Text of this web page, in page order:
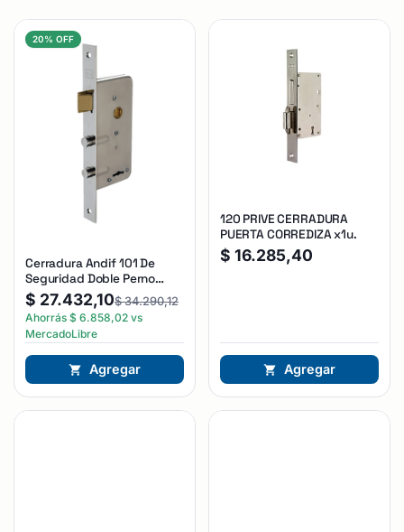
20% OFF
Cerradura Andif 101 De
Seguridad Doble Perno
Reforzada Plateado
$ 27.432,10$34.290,12
Ahorrás $ 6.858,02 vs
MercadoLibre
Agregar
120 PRIVE CERRADURA
PUERTA CORREDIZA x1u.
$ 16.285,40
Agregar